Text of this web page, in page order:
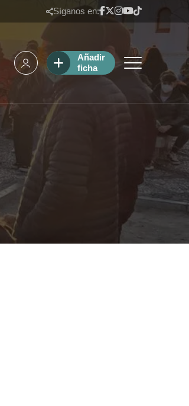
Síganos en:
Añadir
ficha